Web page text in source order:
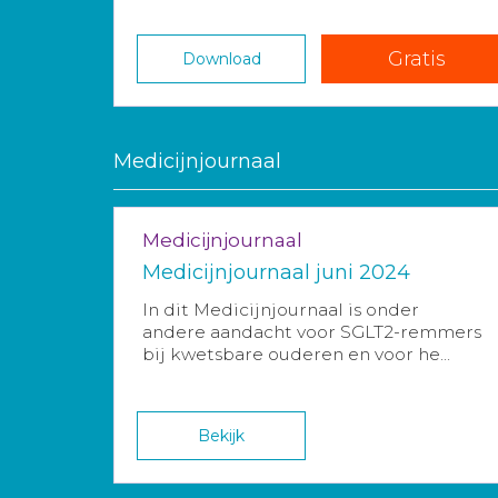
Download Gratis
Medicijnjournaal
Medicijnjournaal
Medicijnjournaal juni 2024
In dit Medicijnjournaal is onder
andere aandacht voor SGLT2-remmers
bij kwetsbare ouderen en voor he...
Bekijk